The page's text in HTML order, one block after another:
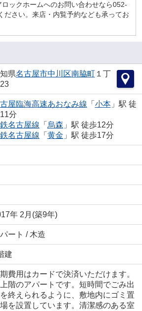
ックホームへのお問い合わせなら052-
ださい。来店・内覧予約なども承ってお
県名古屋市中川区南脇町１丁
屋臨海高速あおなみ線 「 小本」駅 徒
分
名古屋線 「 烏森 」駅 徒歩12分
名古屋線 「 黄金 」駅 徒歩17分
年 2月(築9年)
ート / 木造
建
費用はカードで決済いただけます。
階のアパートです。短時間でごみ出
終えられるように、敷地内にゴミ置
を設置しています。清潔感のある室